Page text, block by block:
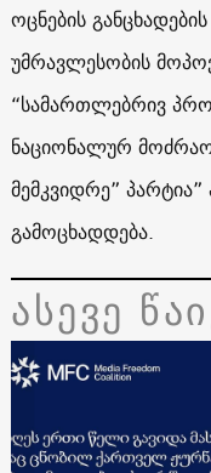
ოცნების
უმრავლესობის
“სამართლებრივ
ნაციონალურ
მემკვიდრე”
გამოცხადდება.
ასევე